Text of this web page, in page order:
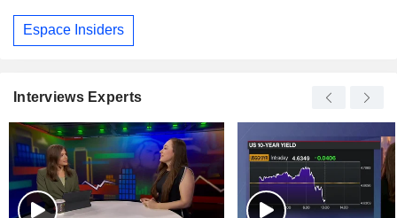
Espace Insiders
Interviews Experts